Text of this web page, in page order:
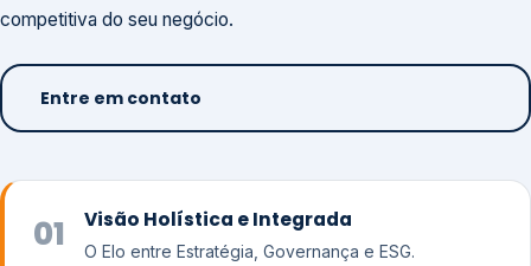
competitiva do seu negócio.
Entre em contato
01 Visão Holística e Integrada
O Elo entre Estratégia, Governança e ESG.